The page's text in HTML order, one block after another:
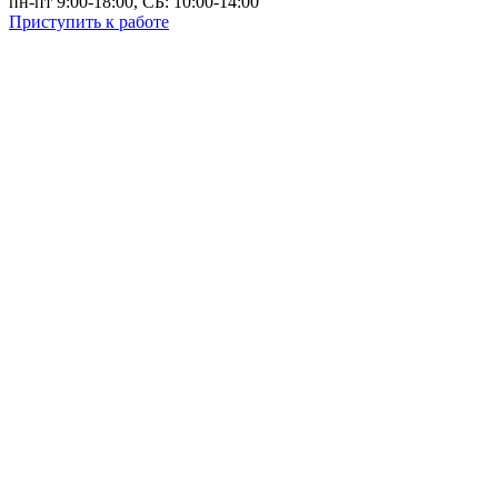
Приступить к работе